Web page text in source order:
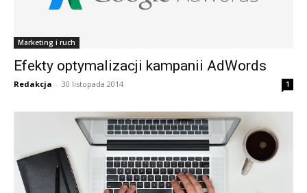
Marketing i ruch
Efekty optymalizacji kampanii AdWords
Redakcja - 30 listopada 2014 1